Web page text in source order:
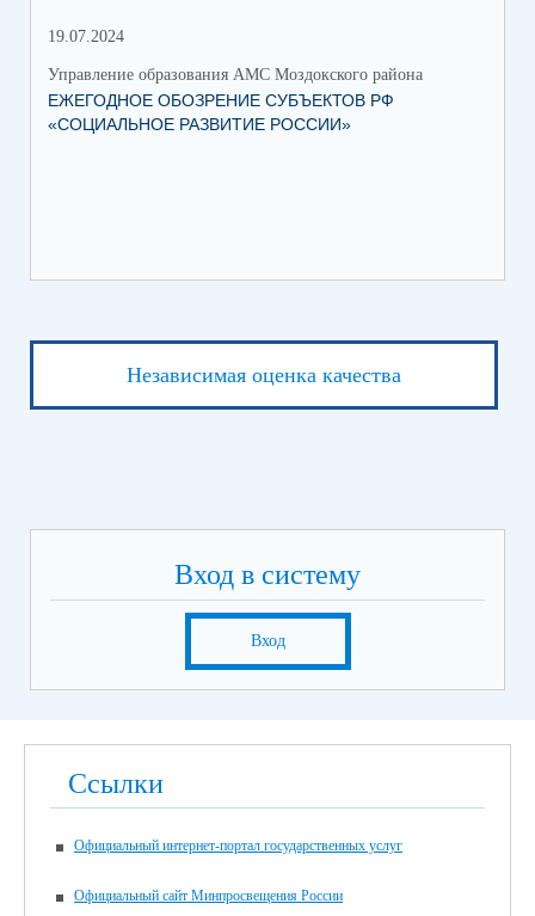
19.07.2024
Управление образования АМС Моздокского района
ЕЖЕГОДНОЕ ОБОЗРЕНИЕ СУБЪЕКТОВ РФ
«СОЦИАЛЬНОЕ РАЗВИТИЕ РОССИИ»
Независимая оценка качества
Вход в систему
Вход
Ссылки
Официальный интернет-портал государственных услуг
Официальный сайт Минпросвещения России